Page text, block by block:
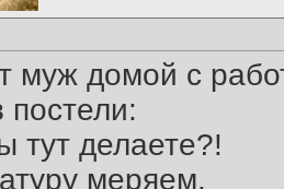
муж домой с
постели:
тут делаете?!
меряем.